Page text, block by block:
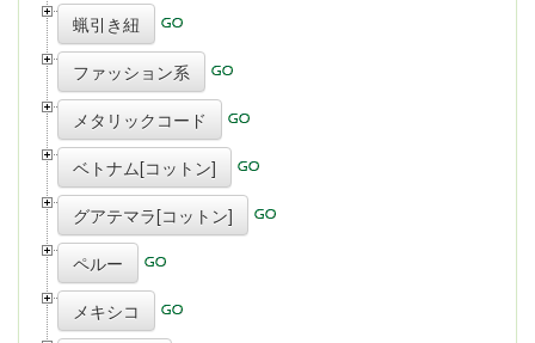
蝋引き紐
ファッション系
メタリックコード
ベトナム[コットン]
グアテマラ[コットン]
ペルー
メキシコ